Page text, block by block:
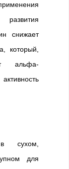
снижает
который,
альфа-
сухом,
для